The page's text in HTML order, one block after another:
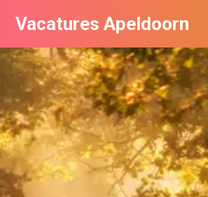
Vacatures Apeldoorn
Vacatures per bedrijf
De populairste vacatures in Apeldoorn
Nieuwsbrief feed